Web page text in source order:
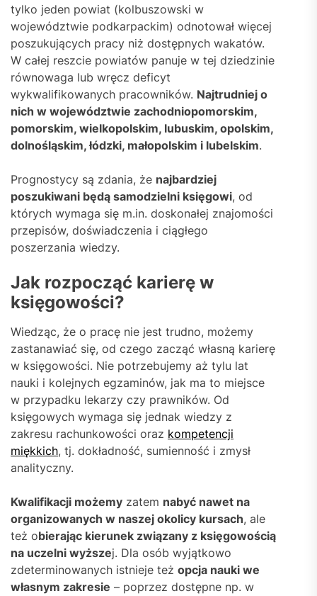
tylko jeden powiat (kolbuszowski w
województwie podkarpackim) odnotował więcej
poszukujących pracy niż dostępnych wakatów.
W całej reszcie powiatów panuje w tej dziedzinie
równowaga lub wręcz deficyt
wykwalifikowanych pracowników. Najtrudniej o
nich w województwie zachodniopomorskim,
pomorskim, wielkopolskim, lubuskim, opolskim,
dolnośląskim, łódzki, małopolskim i lubelskim.
Prognostycy są zdania, że najbardziej
poszukiwani będą samodzielni księgowi, od
których wymaga się m.in. doskonałej znajomości
przepisów, doświadczenia i ciągłego
poszerzania wiedzy.
Jak rozpocząć karierę w
księgowości?
Wiedząc, że o pracę nie jest trudno, możemy
zastanawiać się, od czego zacząć własną karierę
w księgowości. Nie potrzebujemy aż tylu lat
nauki i kolejnych egzaminów, jak ma to miejsce
w przypadku lekarzy czy prawników. Od
księgowych wymaga się jednak wiedzy z
zakresu rachunkowości oraz kompetencji
miękkich, tj. dokładność, sumienność i zmysł
analityczny.
Kwalifikacji możemy zatem nabyć nawet na
organizowanych w naszej okolicy kursach, ale
też obierając kierunek związany z księgowością
na uczelni wyższej. Dla osób wyjątkowo
zdeterminowanych istnieje też opcja nauki we
własnym zakresie – poprzez dostępne np. w